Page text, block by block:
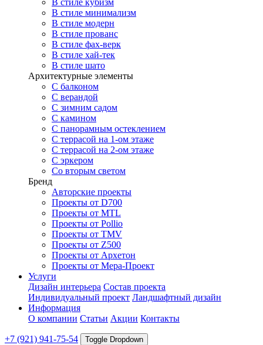
В стиле кубизм
В стиле минимализм
В стиле модерн
В стиле прованс
В стиле фах-верк
В стиле хай-тек
В стиле шато
Архитектурные элементы
С балконом
С верандой
С зимним садом
С камином
С панорамным остеклением
С террасой на 1-ом этаже
С террасой на 2-ом этаже
С эркером
Со вторым светом
Бренд
Авторские проекты
Проекты от D700
Проекты от MTL
Проекты от Pollio
Проекты от TMV
Проекты от Z500
Проекты от Архетон
Проекты от Мера-Проект
Услуги
Дизайн интерьера Состав проекта
Индивидуальный проект Ландшафтный дизайн
Информация
О компании Статьи Акции Контакты
+7 (921) 941-75-54 Toggle Dropdown